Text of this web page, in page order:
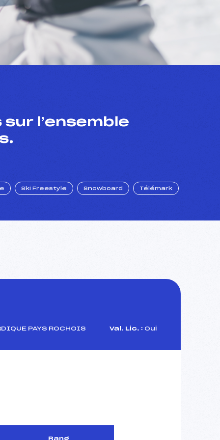
l’ensemble
Ski Freestyle Snowboard Télémark
PAYS ROCHOIS Val. Lic. : Oui
Rang